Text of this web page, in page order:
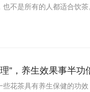
不是所有的人都适合饮
”，养生效果事半功
花茶具有养生保健的功